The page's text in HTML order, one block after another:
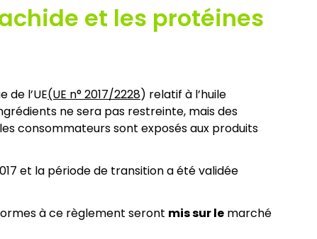
et les protéines
l’UE(UE n° 2017/2228) relatif à l’huile
ne sera pas restreinte, mais des
consommateurs sont exposés aux produits
et la période de transition a été validée
à ce règlement seront mis sur le marché